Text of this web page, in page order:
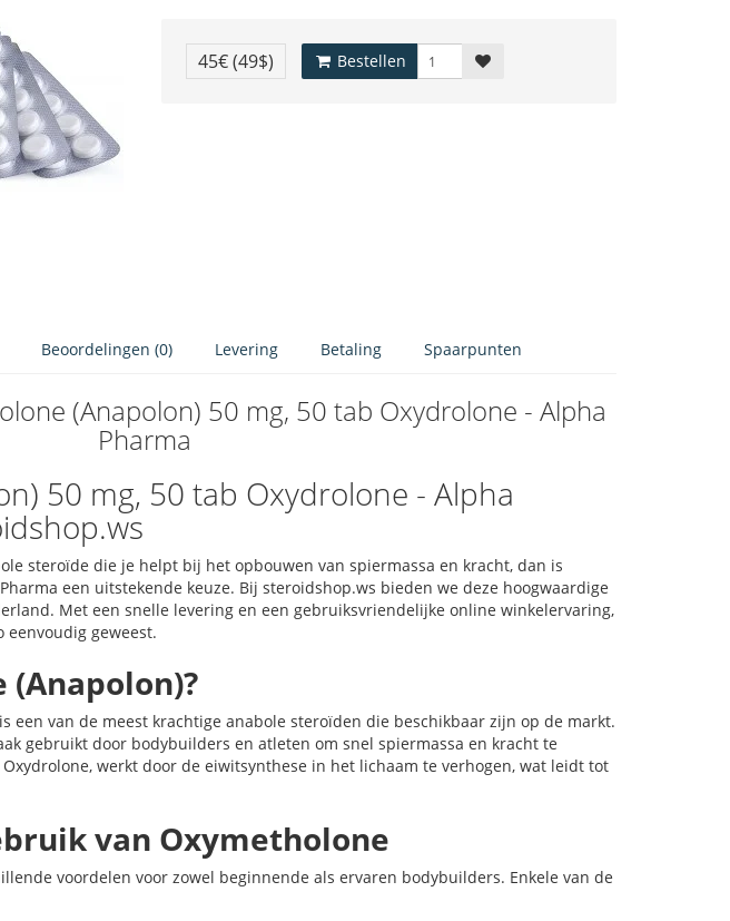
45€(49$) Bestellen
Beoordelingen (0) Levering Betaling Spaarpunten
(Anapolon) 50 mg, 50 tab Oxydrolone - Alpha
Pharma
50 mg, 50 tab Oxydrolone - Alpha
steroïde die je helpt bij het opbouwen van spiermassa en kracht, dan is
een uitstekende keuze. Bij steroidshop.ws bieden we deze hoogwaardige
Met een snelle levering en een gebruiksvriendelijke online winkelervaring,
eenvoudig geweest.
een van de meest krachtige anabole steroïden die beschikbaar zijn op de markt.
gebruikt door bodybuilders en atleten om snel spiermassa en kracht te
werkt door de eiwitsynthese in het lichaam te verhogen, wat leidt tot
van Oxymetholone
voordelen voor zowel beginnende als ervaren bodybuilders. Enkele van de